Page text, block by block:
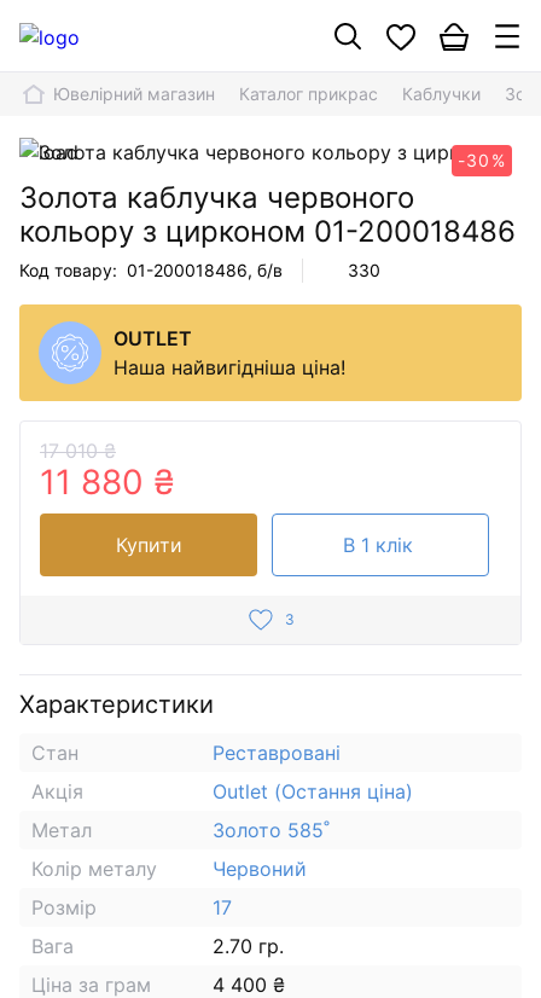
Ювелірний магазин Каталог прикрас Каблучки
-30%
Золота каблучка червоного
кольору з цирконом 01-200018486
Код товару: 01-200018486, б/в 330
OUTLET
Наша найвигідніша ціна!
17 010 ₴
11 880 ₴
Купити В 1 клік
3
Характеристики
Стан
Реставровані
Акція
Outlet (Остання ціна)
Метал
Золото 585˚
Колір металу
Червоний
Розмір
17
Вага
2.70 гр.
Ціна за грам
4 400 ₴